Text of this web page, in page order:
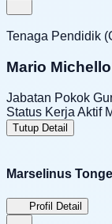
Tenaga Pendidik
Mario
Jabatan Pokok
Status Kerja Aktif
Tutup Detail
Marselinus
Profil Detail